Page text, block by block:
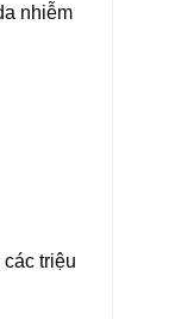
nhiễm
triệu